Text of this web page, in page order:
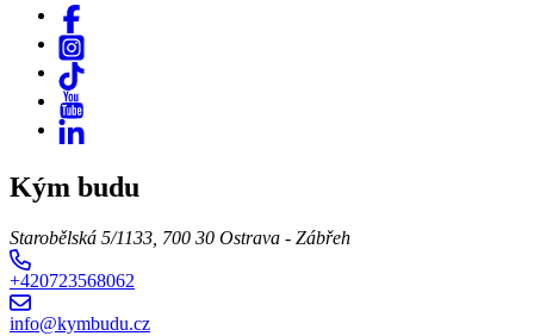
Kým budu
Starobělská 5/1133, 700 30 Ostrava - Zábřeh
+420723568062
info@kymbudu.cz